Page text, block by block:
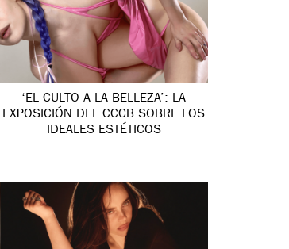
‘EL CULTO A LA BELLEZA’: LA
EXPOSICIÓN DEL CCCB SOBRE LOS
IDEALES ESTÉTICOS